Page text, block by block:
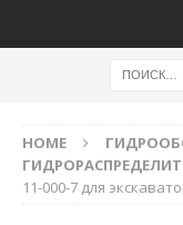
HOME
11-000-7 для